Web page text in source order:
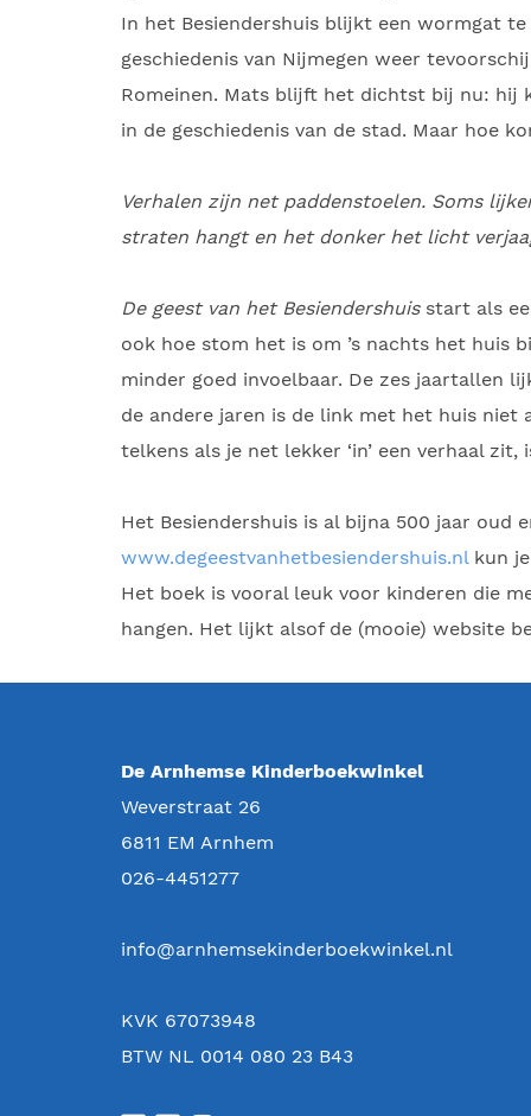
In het Besiendershuis blijkt een wormgat
geschiedenis van Nijmegen weer
Romeinen. Mats blijft het dichtst bij nu: hij
in de geschiedenis van de stad. Maar hoe
Verhalen zijn net paddenstoelen. Soms
straten hangt en het donker het licht
De geest van het Besiendershuisstart als
ook hoe stom het is om ’s nachts het huis
minder goed invoelbaar. De zes jaartallen
de andere jaren is de link met het huis niet
telkens als je net lekker ‘in’ een verhaal
Het Besiendershuis is al bijna 500 jaar oud
www.degeestvanhetbesiendershuis.nl kun
Het boek is vooral leuk voor kinderen die
hangen. Het lijkt alsof de (mooie) website
De Arnhemse Kinderboekwinkel
Weverstraat 26
6811 EM Arnhem
026-4451277
info@arnhemsekinderboekwinkel.nl
KVK 67073948
BTW NL 0014 080 23 B43